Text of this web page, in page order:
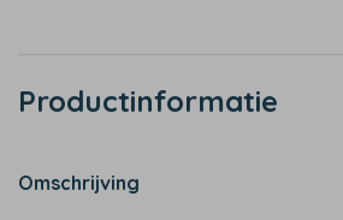
Productinformatie
Omschrijving